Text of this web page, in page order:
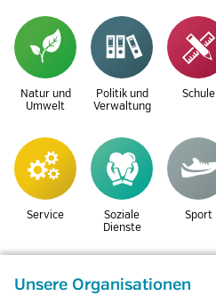
Natur und
Umwelt
Politik und
Verwaltung
Schule
Service
Soziale
Dienste
Sport
Unsere Organisationen